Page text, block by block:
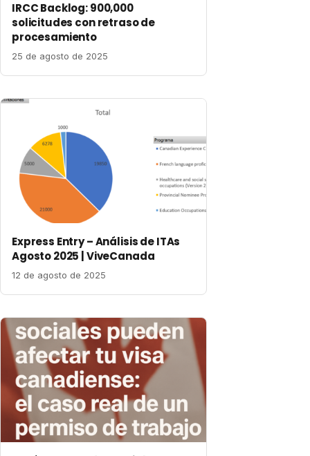
IRCC Backlog: 900,000
solicitudes con retraso de
procesamiento
25 de agosto de 2025
Express Entry – Análisis de ITAs
Agosto 2025 | ViveCanada
12 de agosto de 2025